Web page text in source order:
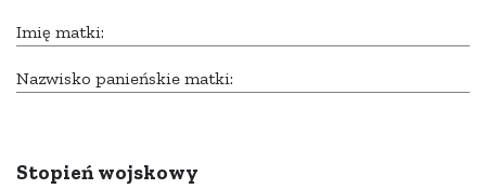
Imię matki:
Nazwisko panieńskie matki:
Stopień wojskowy